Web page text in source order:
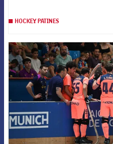
HOCKEY PATINES